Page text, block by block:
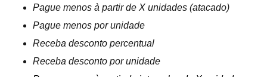
Pague menos à partir de X unidades (atacado)
Pague menos por unidade
Receba desconto percentual
Receba desconto por unidade